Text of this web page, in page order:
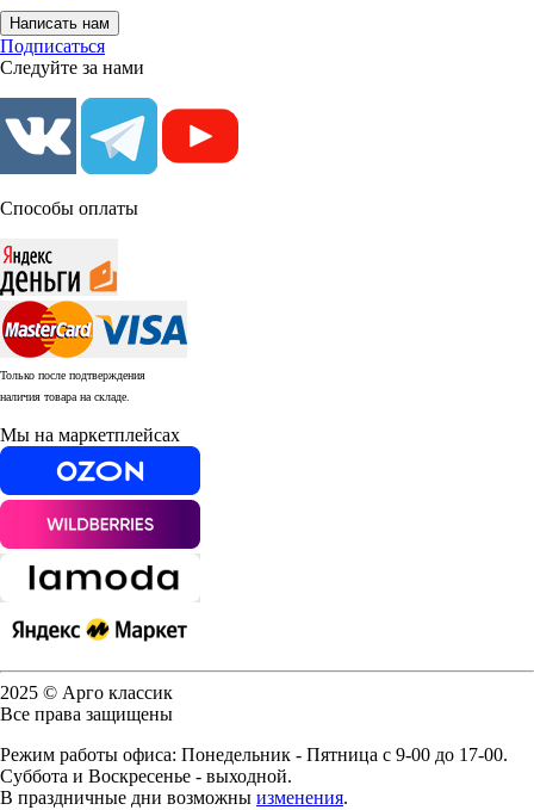
Написать нам
Подписаться
Следуйте за нами
Способы оплаты
Только после подтверждения
наличия товара на складе.
Мы на маркетплейсах
2025 © Арго классик
Все права защищены
Режим работы офиса: Понедельник - Пятница с 9-00 до 17-00.
Суббота и Воскресенье - выходной.
В праздничные дни возможны изменения.